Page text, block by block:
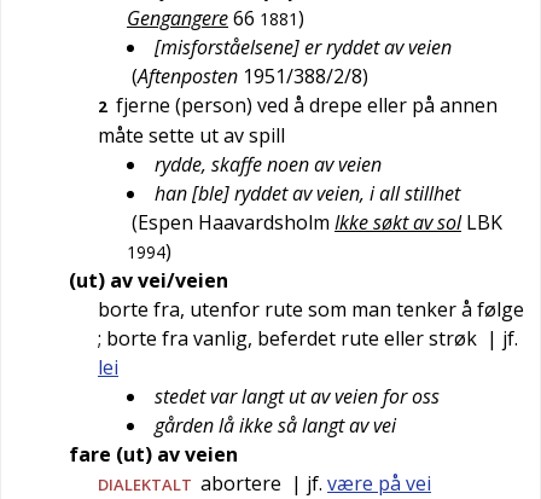
Gengangere66 1881)
[misforståelsene] er ryddet av veien
(Aftenposten 1951/388/2/8)
2 fjerne (person) ved å drepe eller på annen
måte sette ut av spill
rydde, skaffe noen av veien
han [ble] ryddet av veien, i all stillhet
(Espen Haavardsholm Ikke søkt av sol LBK
1994)
(ut) av vei/veien
borte fra, utenfor rute som man tenker å følge
; borte fra vanlig, beferdet rute eller strøk | jf.
lei
stedet var langt ut av veien for oss
gården lå ikke så langt av vei
fare (ut) av veien
DIALEKTALT abortere | jf. være på vei